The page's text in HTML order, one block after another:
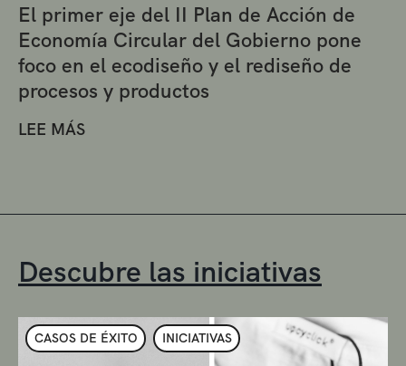
El primer eje del II Plan de Acción de
Economía Circular del Gobierno pone
foco en el ecodiseño y el rediseño de
procesos y productos
LEE MÁS
Descubre las iniciativas
CASOS DE ÉXITO INICIATIVAS